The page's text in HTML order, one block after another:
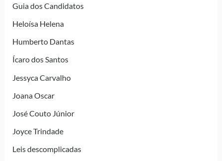
Guia dos Candidatos
Heloísa Helena
Humberto Dantas
Ícaro dos Santos
Jessyca Carvalho
Joana Oscar
José Couto Júnior
Joyce Trindade
Leis descomplicadas